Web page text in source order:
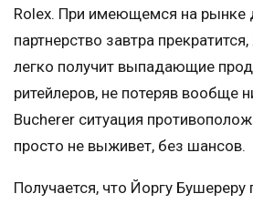
Rolex. При имеющемся на рынке
партнерство завтра
легко получит выпадающие
ритейлеров, не потеряв вообще
Bucherer ситуация
просто не выживет, без шансов.
Получается, что Йоргу Бушереру